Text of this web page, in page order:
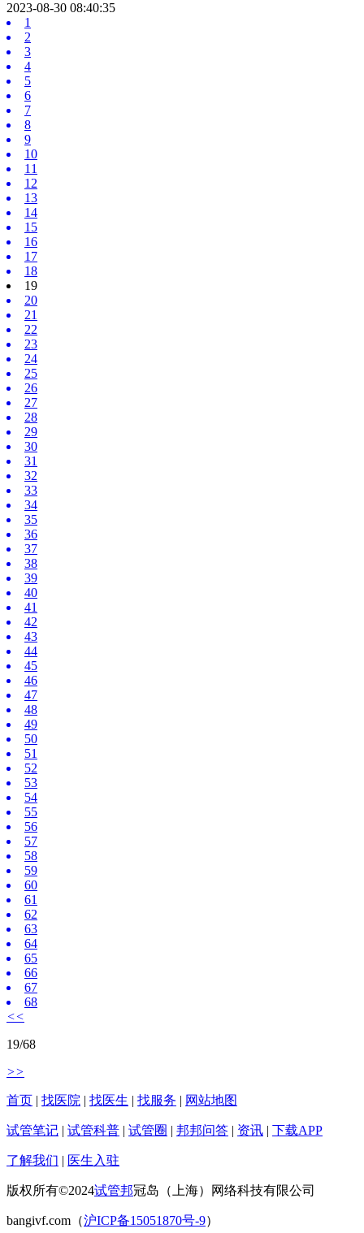
2023-08-30 08:40:35
1
2
3
4
5
6
7
8
9
10
11
12
13
14
15
16
17
18
19
20
21
22
23
24
25
26
27
28
29
30
31
32
33
34
35
36
37
38
39
40
41
42
43
44
45
46
47
48
49
50
51
52
53
54
55
56
57
58
59
60
61
62
63
64
65
66
67
68
<<
19/68
>>
首页 | 找医院 | 找医生 | 找服务 | 网站地图
试管笔记 | 试管科普 | 试管圈 | 邦邦问答 | 资讯 | 下载APP
了解我们 | 医生入驻
版权所有©2024试管邦冠岛（上海）网络科技有限公司
bangivf.com（沪ICP备15051870号-9）